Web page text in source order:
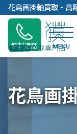
花鳥画掛軸買取・高
無料通話
花鳥画